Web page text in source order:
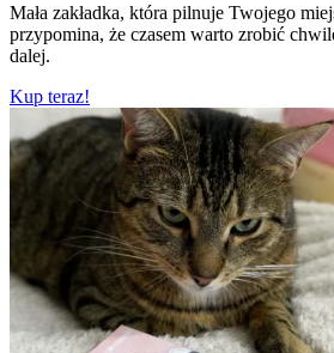
Mała zakładka, która pilnuje Twojego
przypomina, że czasem warto zrobić
dalej.
Kup teraz!